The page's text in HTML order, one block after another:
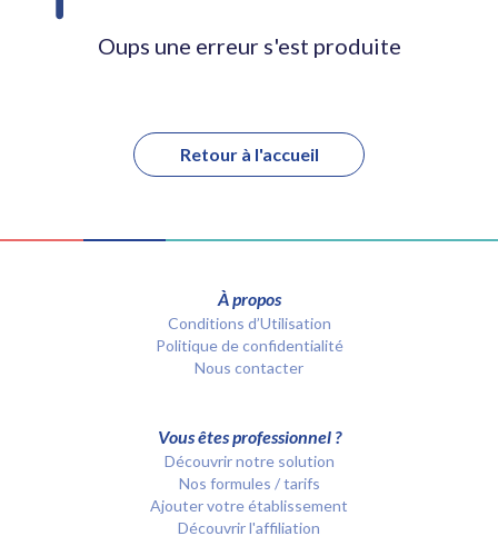
Oups une erreur s'est produite
Retour à l'accueil
À propos
Conditions d’Utilisation
Politique de confidentialité
Nous contacter
Vous êtes professionnel ?
Découvrir notre solution
Nos formules / tarifs
Ajouter votre établissement
Découvrir l'affiliation